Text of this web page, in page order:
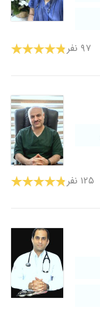
۹۷ نفر
۱۲۵ نفر